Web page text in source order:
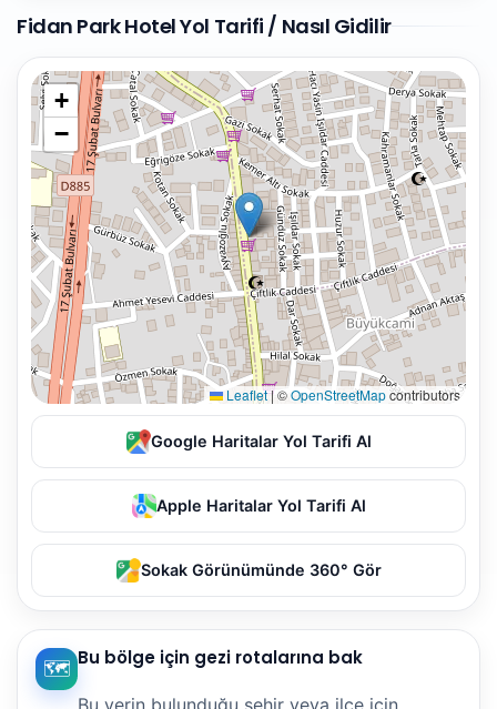
Fidan Park Hotel Yol Tarifi / Nasıl Gidilir
+
−
Leaflet|©OpenStreetMapcontributors
Google Haritalar Yol Tarifi Al
Apple Haritalar Yol Tarifi Al
Sokak Görünümünde 360° Gör
🗺️ Bu bölge için gezi rotalarına bak
Bu yerin bulunduğu şehir veya ilçe için